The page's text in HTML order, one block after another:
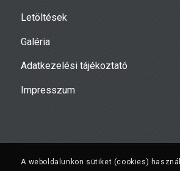
Letöltések
Galéria
Adatkezelési tájékoztató
Impresszum
A weboldalunkon sütiket (cookies)